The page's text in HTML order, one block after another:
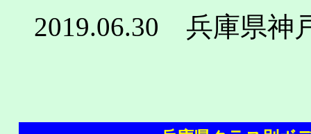
2019.06.30 兵庫県